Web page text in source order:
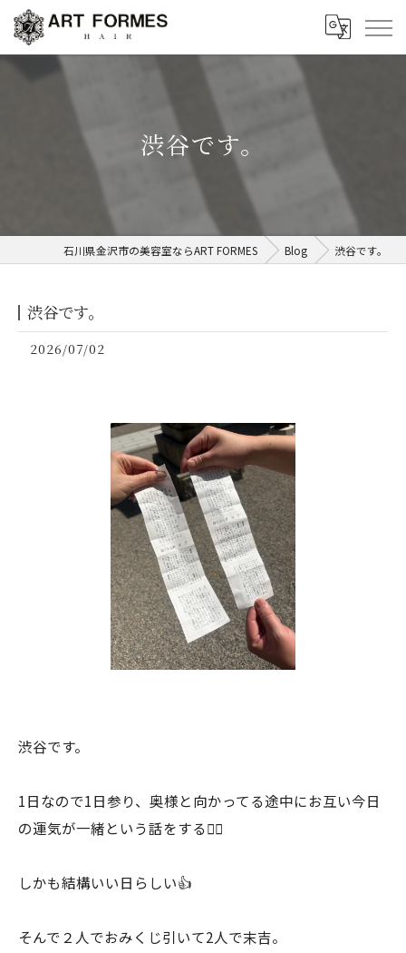
渋谷です。
石川県金沢市の美容室ならART FORMES Blog 渋谷です。
渋谷です。
2026/07/02
渋谷です。
1日なので1日参り、奥様と向かってる途中にお互い今日
の運気が一緒という話をする🙋‍♂️
しかも結構いい日らしい👍
そんで２人でおみくじ引いて2人で末吉。